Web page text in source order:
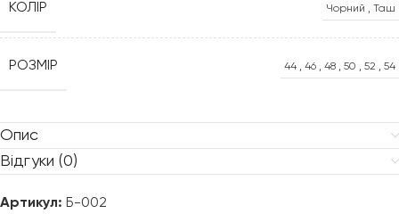
КОЛІР Чорний , Таш
РОЗМІР 44 , 46 , 48 , 50 , 52 , 54
Опис
Відгуки (0)
Артикул: Б-002